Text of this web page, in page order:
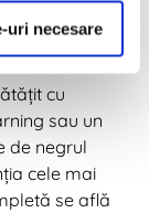
uri necesare
fi NanoCell
cu
sau un
de negrul
cele mai
se află